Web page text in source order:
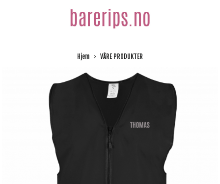
Hjem VÅRE PRODUKTER